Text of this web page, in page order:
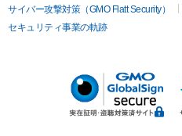
サイバー攻撃対策（GMO Flatt Security）
セキュリティ事業の軌跡